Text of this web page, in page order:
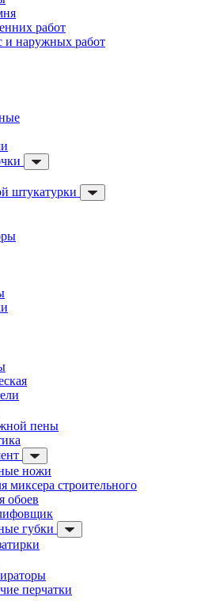
работ
и наружных работ
штукатурки
пены
ножи
миксера строительного
обоев
губки
перчатки